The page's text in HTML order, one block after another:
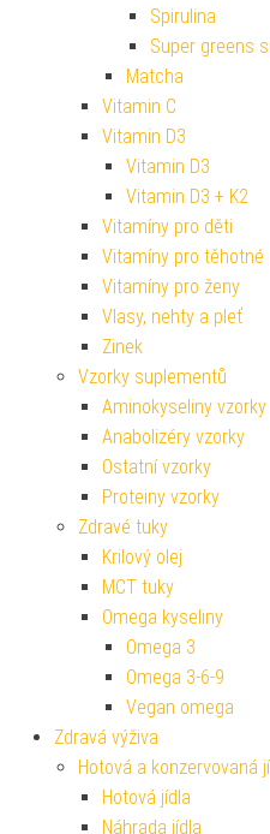
Spirulina
Super greens
Matcha
Vitamin C
Vitamin D3
Vitamin D3
Vitamin D3 + K2
Vitamíny pro děti
Vitamíny pro těhotné
Vitamíny pro ženy
Vlasy, nehty a pleť
Zinek
Vzorky suplementů
Aminokyseliny vzorky
Anabolizéry vzorky
Ostatní vzorky
Proteiny vzorky
Zdravé tuky
Krilový olej
MCT tuky
Omega kyseliny
Omega 3
Omega 3-6-9
Vegan omega
Zdravá výživa
Hotová a konzervovaná
Hotová jídla
Náhrada jídla